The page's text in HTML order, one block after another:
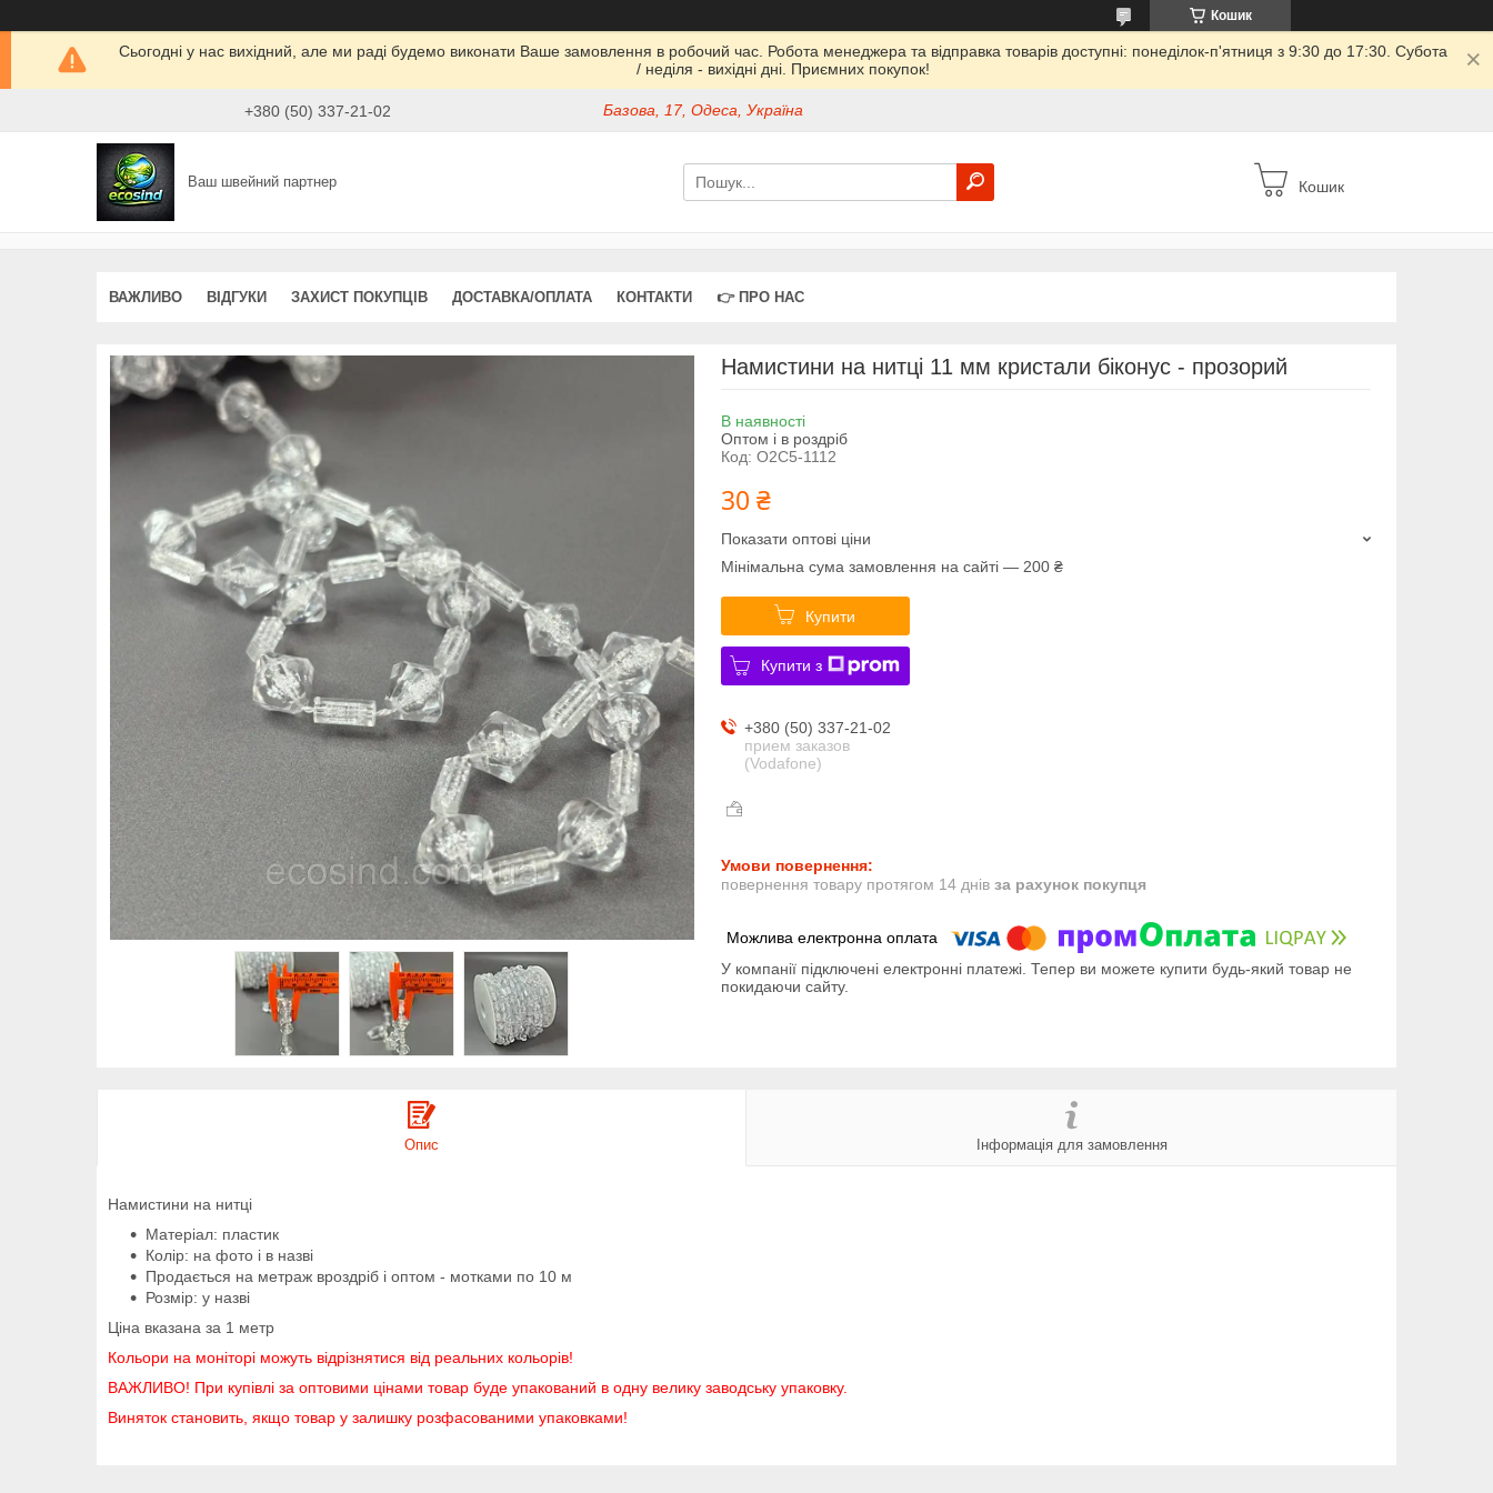
Кошик
Сьогодні у нас вихідний, але ми раді будемо виконати Ваше замовлення в робочий час. Робота менеджера та відправка товарів доступні: понеділок-п'ятниця з 9:30 до 17:30. Субота
/ неділя - вихідні дні. Приємних покупок!
+380 (50) 337-21-02 Базова, 17, Одеса, Україна
Ваш швейний партнер Кошик
ВАЖЛИВО ВІДГУКИ ЗАХИСТ ПОКУПЦІВ ДОСТАВКА/ОПЛАТА КОНТАКТИ 👉 ПРО НАС
Намистини на нитці 11 мм кристали біконус - прозорий
В наявності
Оптом і в роздріб
Код: О2С5-1112
30 ₴
Показати оптові ціни
Мінімальна сума замовлення на сайті — 200 ₴
Купити
Купити з
+380 (50) 337-21-02
прием заказов
(Vodafone)
повернення товару протягом 14 днів за рахунок покупця
У компанії підключені електронні платежі. Тепер ви можете купити будь-який товар не
покидаючи сайту.
Опис Інформація для замовлення
Намистини на нитці
Матеріал: пластик
Колір: на фото і в назві
Продається на метраж вроздріб і оптом - мотками по 10 м
Розмір: у назві
Ціна вказана за 1 метр
Кольори на моніторі можуть відрізнятися від реальних кольорів!
ВАЖЛИВО! При купівлі за оптовими цінами товар буде упакований в одну велику заводську упаковку.
Виняток становить, якщо товар у залишку розфасованими упаковками!